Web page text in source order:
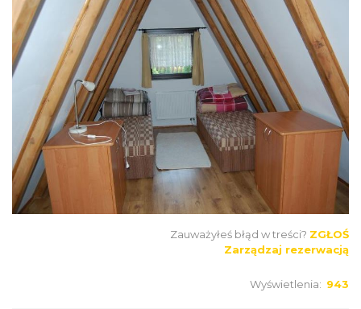
Zauważyłeś błąd w treści? ZGŁOŚ
Zarządzaj rezerwacją
Wyświetlenia: 943